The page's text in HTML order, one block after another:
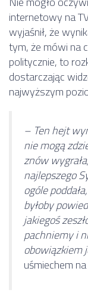
internetowy na
wyjaśnił, że
tym, że mówi na
politycznie, to
dostarczając
najwyższym
– Ten hejt
nie mogą
znów
najlepszego
ogóle
byłoby
jakiegoś
pachniemy i
obowiązkiem
uśmiechem